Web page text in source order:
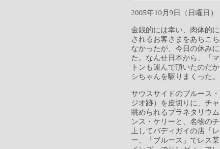
2005年10月9日（日曜日）
金銭的には幸い、肉体的
されるお客さまをあちこ
なかったが、今日の休み
た。なんせ日本から、「
トンも運んで頂いたのだ
シちゃんを駆りまくった。
サウスサイドのブルース
ジオ跡）を皮切りに、チ
眺められるプラネタリウ
ンス・ケリーと、名物の
上してバディガイの店「
ー、「ブルース」でレス